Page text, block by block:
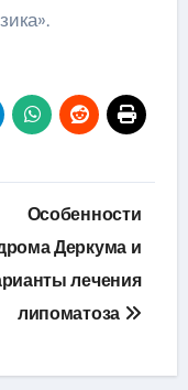
Особенности
Деркума и
лечения
липоматоза